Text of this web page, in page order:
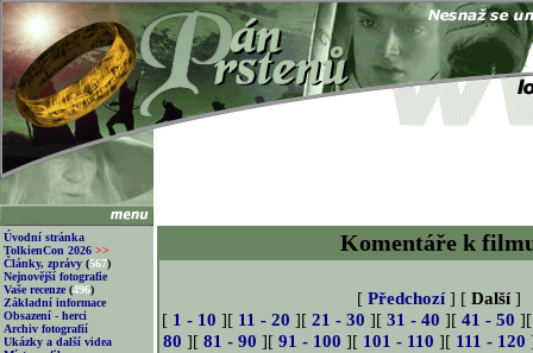
Úvodní stránka
TolkienCon 2026 >>
Články, zprávy (567)
Nejnovější fotografie
Vaše recenze (496)
Základní informace
Obsazení - herci
Archiv fotografií
Ukázky a další videa
Komentáře k
[ Předchozí] [ Další]
[ 1 - 10 ][ 11 - 20 ][ 21 - 30 ][ 31 - 40 ][ 41 - 50
80 ][81 - 90 ][91 - 100 ][ 101 - 110 ][ 111 - 120